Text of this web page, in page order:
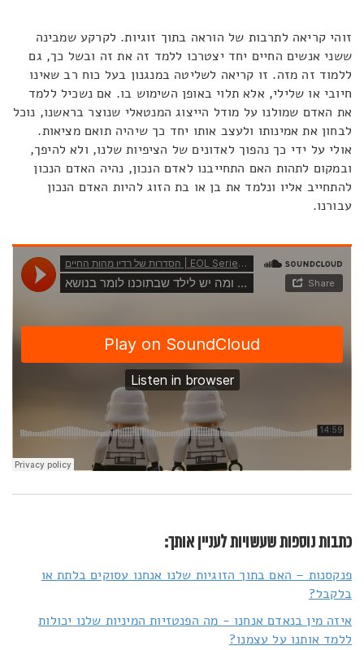
זוהי קריאה לתרבות של הוראה בתוך זוגיות. לקרקע שמבינה
ששני אנשים החיים יחד יצטרכו ללמד זה את זה ובשל כך, גם
ללמוד זה מזה. זו קריאה לשליטה במנגנון בעל כוח רב שאינו
חיובי או שלילי, אלא תלוי באופן השימוש בו. אם נשכיל ללמד
את האדם שמולנו על מודל הייצוג המנטאלי שנוצר בראשנו, נוכל
לבחון את אמינותו ולעצב אותו יחד כך שיהיה תואם מציאות.
אולי על ידי כך נהפוך לאדונים של הציפיות שלנו, ולא להיפך,
ובמקום לתהות האם התחייבנו לאדם הנכון, נהיה האדם הנכון
להתחייב אליו ונלמד את בן או בת הזוג להיות האדם הנכון
עבורנו.
כתבות נוספות שעשויות לעניין אותך:
פנקסנות – האם בתוך הזוגיות שלנו אנחנו עסוקים בלתת או
בלקבל?
איזה מין בנאדם אנחנו - מה הפנטזיות המיניות שלנו יכולות
ללמד אותנו על עצמנו?